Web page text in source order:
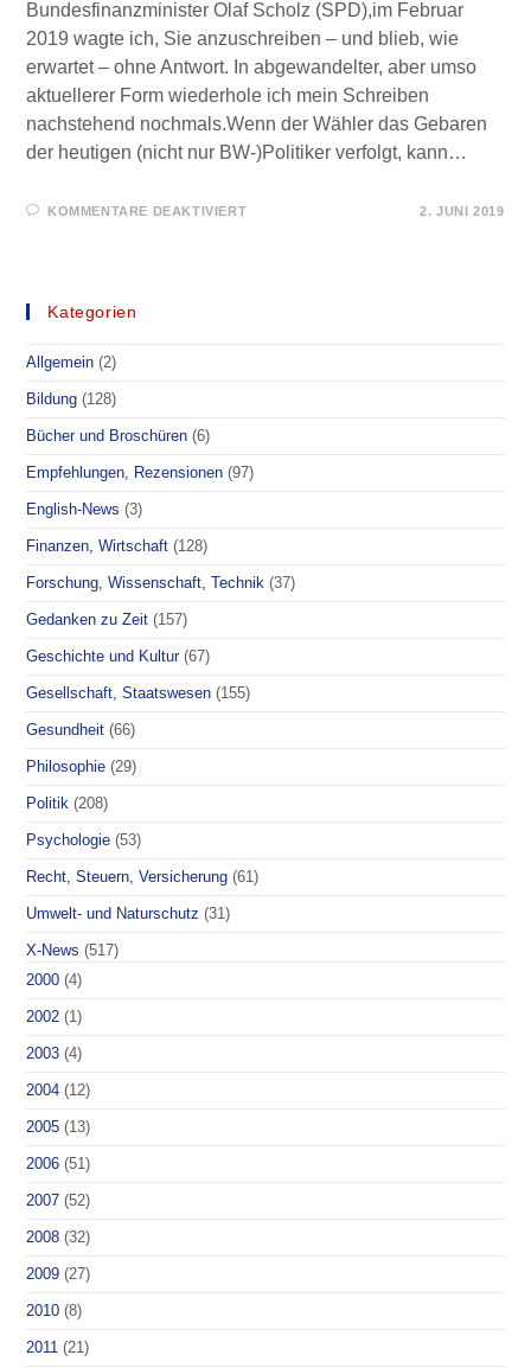
Bundesfinanzminister Olaf Scholz (SPD),im Februar
2019 wagte ich, Sie anzuschreiben – und blieb, wie
erwartet – ohne Antwort. In abgewandelter, aber umso
aktuellerer Form wiederhole ich mein Schreiben
nachstehend nochmals.Wenn der Wähler das Gebaren
der heutigen (nicht nur BW-)Politiker verfolgt, kann…
KOMMENTARE DEAKTIVIERTFÜR
2. JUNI 2019
Kategorien
Allgemein (2)
Bildung (128)
Bücher und Broschüren (6)
Empfehlungen, Rezensionen (97)
English-News (3)
Finanzen, Wirtschaft (128)
Forschung, Wissenschaft, Technik (37)
Gedanken zu Zeit (157)
Geschichte und Kultur (67)
Gesellschaft, Staatswesen (155)
Gesundheit (66)
Philosophie (29)
Politik (208)
Psychologie (53)
Recht, Steuern, Versicherung (61)
Umwelt- und Naturschutz (31)
X-News (517)
2000 (4)
2002 (1)
2003 (4)
2004 (12)
2005 (13)
2006 (51)
2007 (52)
2008 (32)
2009 (27)
2010 (8)
2011 (21)